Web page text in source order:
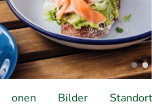
Bilder Standort